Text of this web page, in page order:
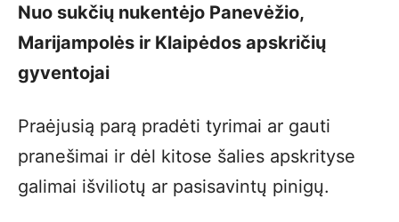
Nuo sukčių nukentėjo Panevėžio,
Marijampolės ir Klaipėdos apskričių
gyventojai
Praėjusią parą pradėti tyrimai ar gauti
pranešimai ir dėl kitose šalies apskrityse
galimai išviliotų ar pasisavintų pinigų.